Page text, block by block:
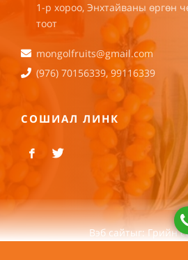
1-р хороо, Энхтайваны өргөн
тоот
mongolfruits@gmail.com
(976) 70156339, 99116339
СОШИАЛ ЛИНК
Вэб сайтыг:Грийн